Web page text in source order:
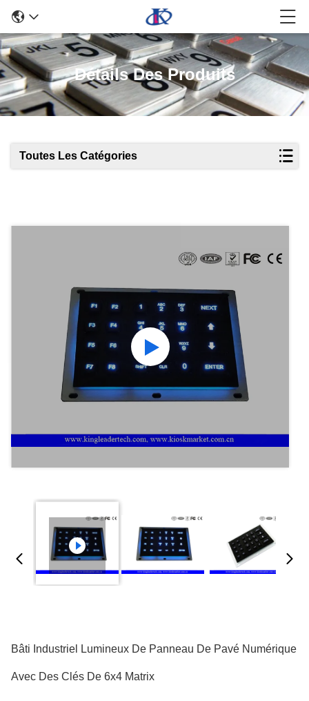
Détails Des Produits
Toutes Les Catégories
Bâti Industriel Lumineux De Panneau De Pavé Numérique
Avec Des Clés De 6x4 Matrix